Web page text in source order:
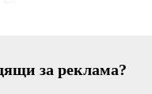
за реклама?